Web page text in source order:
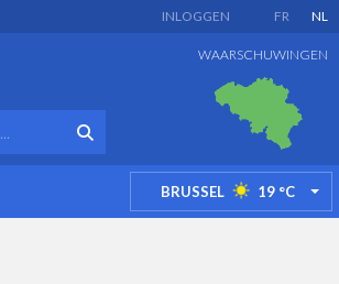
FR NL
INLOGGEN
WAARSCHUWINGEN
BRUSSEL 19 °C